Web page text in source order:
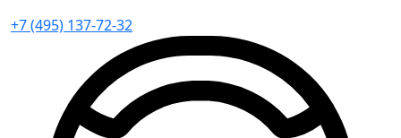
+7 (495) 137-72-32